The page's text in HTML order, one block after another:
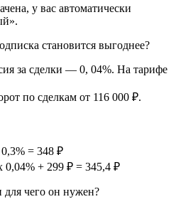
у вас автоматически
становится выгоднее?
за сделки — 0, 04%. На тарифе
по сделкам от 116 000 ₽.
= 348 ₽
0,04% + 299 ₽ = 345,4 ₽
для чего он нужен?